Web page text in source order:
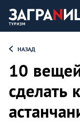
НАЗАД
10
сделать